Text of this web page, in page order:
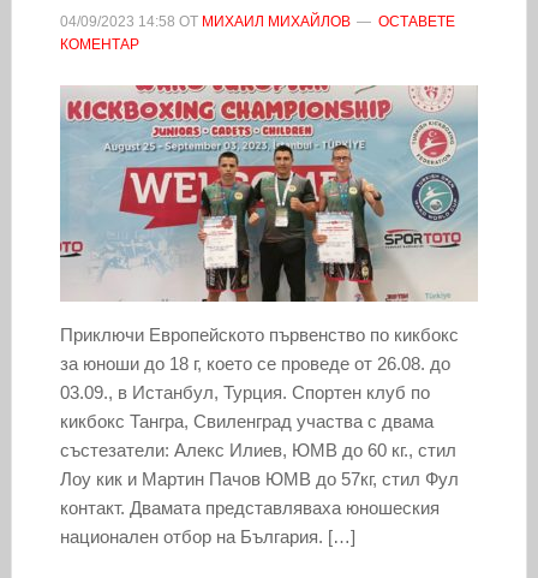
04/09/2023 14:58 ОТ МИХАИЛ МИХАЙЛОВ
ОСТАВЕТЕ
КОМЕНТАР
Приключи Европейското първенство по кикбокс
за юноши до 18 г, което се проведе от 26.08. до
03.09., в Истанбул, Турция. Спортен клуб по
кикбокс Тангра, Свиленград участва с двама
състезатели: Алекс Илиев, ЮМВ до 60 кг., стил
Лоу кик и Мартин Пачов ЮМВ до 57кг, стил Фул
контакт. Двамата представляваха юношеския
национален отбор на България. […]